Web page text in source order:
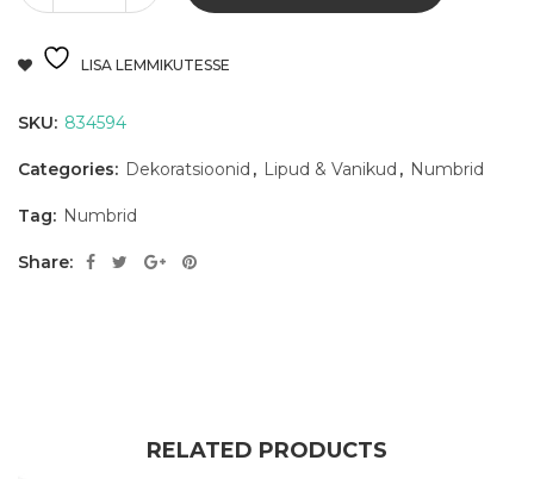
LISA LEMMIKUTESSE
SKU: 834594
Categories: Dekoratsioonid , Lipud & Vanikud , Numbrid
Tag: Numbrid
Share:
RELATED PRODUCTS